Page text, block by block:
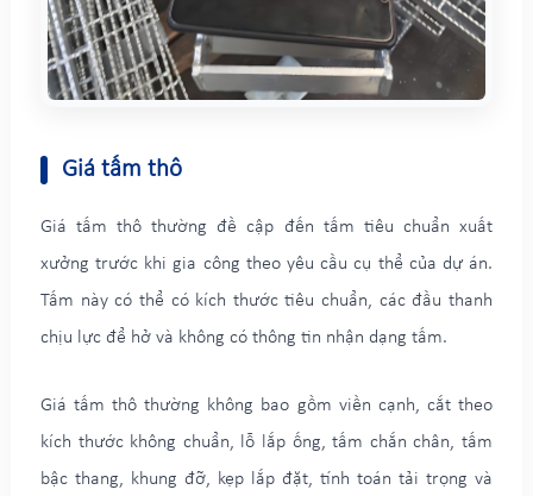
Giá tấm thô
Giá tấm thô thường đề cập đến tấm tiêu chuẩn xuất
xưởng trước khi gia công theo yêu cầu cụ thể của dự án.
Tấm này có thể có kích thước tiêu chuẩn, các đầu thanh
chịu lực để hở và không có thông tin nhận dạng tấm.
Giá tấm thô thường không bao gồm viền cạnh, cắt theo
kích thước không chuẩn, lỗ lắp ống, tấm chắn chân, tấm
bậc thang, khung đỡ, kẹp lắp đặt, tính toán tải trọng và